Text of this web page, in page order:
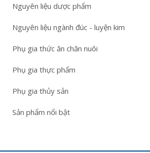
Nguyên liệu dược phẩm
Nguyên liệu ngành đúc - luyện kim
Phụ gia thức ăn chăn nuôi
Phụ gia thực phẩm
Phụ gia thủy sản
Sản phẩm nổi bật